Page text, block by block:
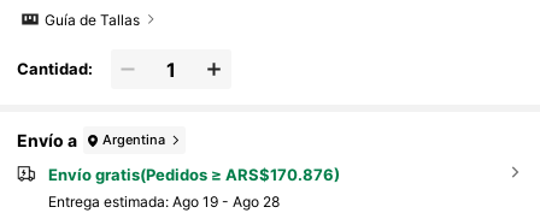
Guía de Tallas
Cantidad:
Envío a Argentina
Envío gratis(Pedidos ≥ ARS$170.876)
Entrega estimada: Ago 19 - Ago 28